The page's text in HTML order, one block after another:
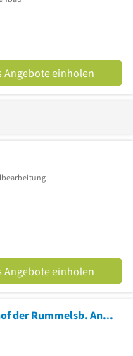
Angebote einholen
Angebote einholen
Jugendhilfeverbund Fassoldshof der Rummelsb. Anstal. e.V., Werkstätten Schlosserei